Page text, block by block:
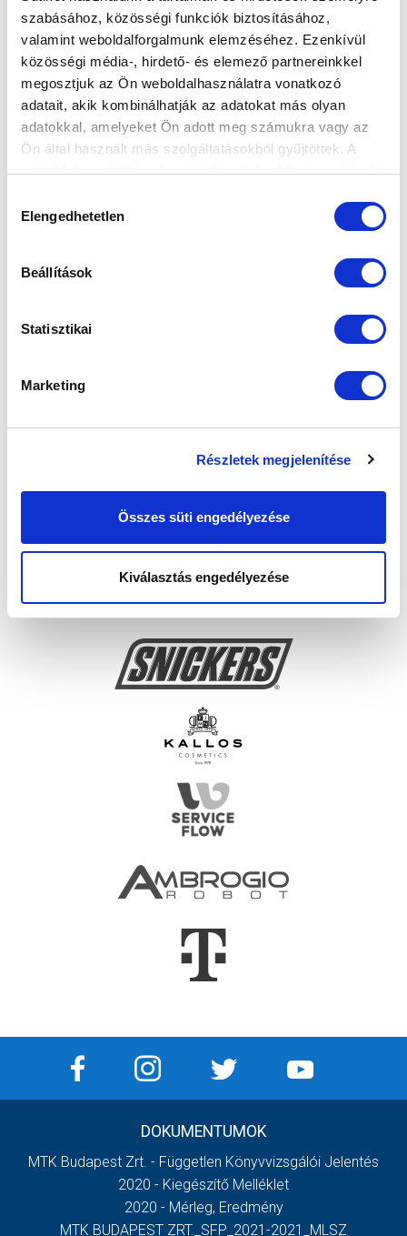
szabásához, közösségi funkciók biztosításához,
valamint weboldalforgalmunk elemzéséhez. Ezenkívül
közösségi média-, hirdető- és elemező partnereinkkel
megosztjuk az Ön weboldalhasználatra vonatkozó
adatait, akik kombinálhatják az adatokat más olyan
adatokkal, amelyeket Ön adott meg számukra vagy az
Ön által használt más szolgáltatásokból gyűjtöttek. A
weboldalon való böngészés folytatásával Ön hozzájárul a
kiválasztása
Elengedhetetlen
Beállítások
Statisztikai
Marketing
Részletek megjelenítése
Összes süti engedélyezése
Kiválasztás engedélyezése
DOKUMENTUMOK
MTK Budapest Zrt. - Független Könyvvizsgálói Jelentés
2020 - Kiegészítő Melléklet
2020 - Mérleg, Eredmény
MTK BUDAPEST ZRT._SFP_2021-2021_MLSZ